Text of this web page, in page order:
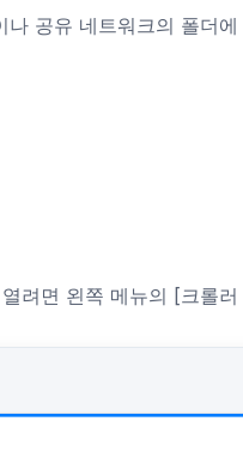
공유 네트워크의 폴더
려면 왼쪽 메뉴의 [크롤